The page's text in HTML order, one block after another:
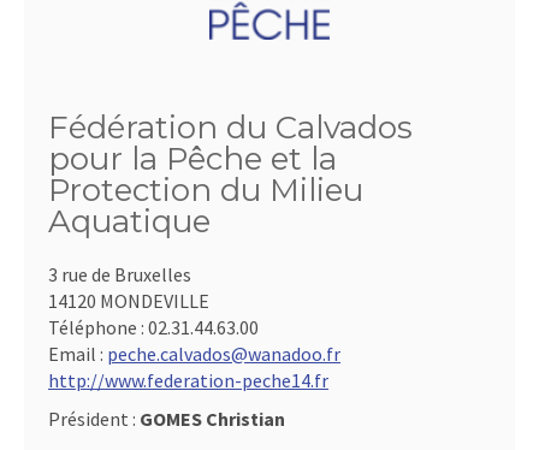
Fédération du Calvados
pour la Pêche et la
Protection du Milieu
Aquatique
3 rue de Bruxelles
14120 MONDEVILLE
Téléphone : 02.31.44.63.00
Email : peche.calvados@wanadoo.fr
http://www.federation-peche14.fr
Président : GOMES Christian